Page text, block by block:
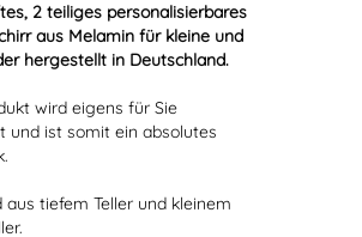
2 teiliges personalisierbares
aus Melamin für kleine und
hergestellt in Deutschland.
wird eigens für Sie
und ist somit ein absolutes
aus tiefem Teller und kleinem